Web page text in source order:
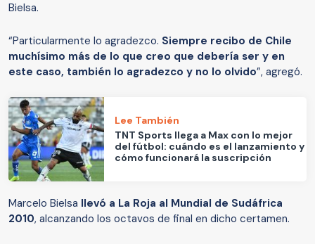
Bielsa.
“Particularmente lo agradezco. Siempre recibo de Chile
muchísimo más de lo que creo que debería ser y en
este caso, también lo agradezco y no lo olvido”, agregó.
Lee También
TNT Sports llega a Max con lo mejor
del fútbol: cuándo es el lanzamiento y
cómo funcionará la suscripción
Marcelo Bielsa llevó a La Roja al Mundial de Sudáfrica
2010, alcanzando los octavos de final en dicho certamen.